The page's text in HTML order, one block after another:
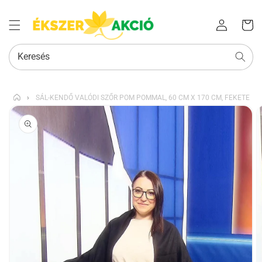
Bejelentkezés
kosara
Keresés
› SÁL-KENDŐ VALÓDI SZŐR POM POMMAL, 60 CM X 170 CM, FEKETE
KIHAGYÁS, ÉS
UGRÁS A
TERMÉKADATOKRA